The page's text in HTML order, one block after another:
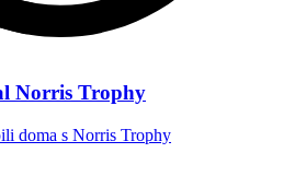
Norris Trophy
doma s Norris Trophy